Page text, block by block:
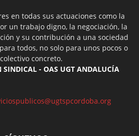
en todas sus actuaciones como la
un trabajo digno, la negociación, la
y su contribución a una sociedad
todos, no solo para unos pocos o
concreto.
SINDICAL - OAS UGT ANDALUCÍA